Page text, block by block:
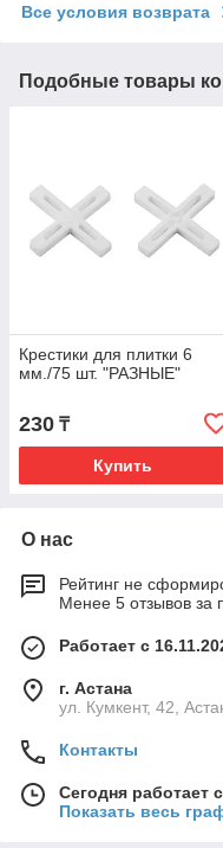
Все условия возврата
Подобные товары
Крестики для плитки 6
мм./75 шт. "РАЗНЫЕ"
230 ₸
Купить
О нас
Рейтинг не
Менее 5 отзывов за
Работает с
г. Астана
ул. Кумкент, 42,
Контакты
Сегодня работает
Показать весь